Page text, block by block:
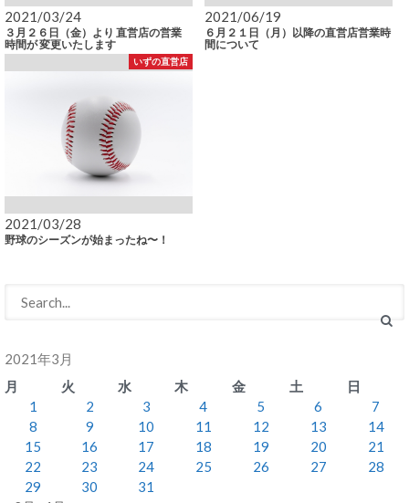
2021/03/24
３月２６日（金）より 直営店の営業
時間が 変更いたします
2021/06/19
６月２１日（月）以降の直営店営業時
間について
いずの直営店
2021/03/28
野球のシーズンが始まったね〜！
2021年3月
月
火 水 木 金 土
日
1
2 3 4 5 6
7
8
9 10 11 12 13
14
15
16 17 18 19 20
21
22
23 24 25 26 27
28
29
30
31